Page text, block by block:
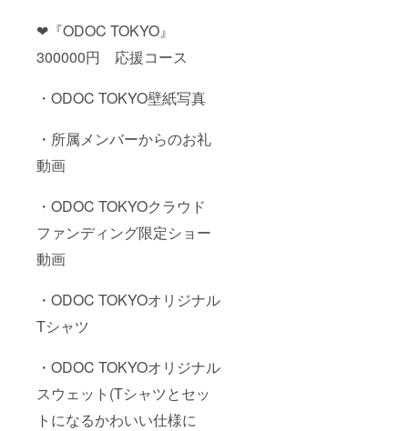
❤︎『ODOC TOKYO』
300000円 応援コース
・ODOC TOKYO壁紙写真
・所属メンバーからのお礼
動画
・ODOC TOKYOクラウド
ファンディング限定ショー
動画
・ODOC TOKYOオリジナル
Tシャツ
・ODOC TOKYOオリジナル
スウェット(Tシャツとセッ
トになるかわいい仕様に